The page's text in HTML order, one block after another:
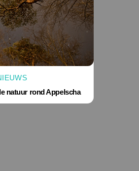
natuur rond Appelscha